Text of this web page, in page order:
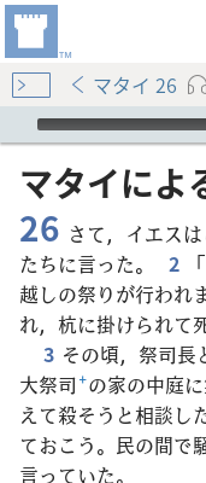
マタイ 26
Audio Player
マタイ​に​よ
26 さて，イエス
たちに言った。
2
越しの祭りが行われ
れ，杭に掛けられて
3 その頃，祭司長
大祭司+の家の中庭
えて殺そうと相談し
ておこう。民の間で
言っていた。